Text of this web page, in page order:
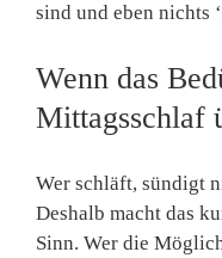
sind und eben nichts
Wenn das
Mittagsschlaf
Wer schläft, sündigt
Deshalb macht das
Sinn. Wer die